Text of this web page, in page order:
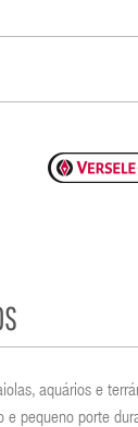
aquários e
e pequeno porte